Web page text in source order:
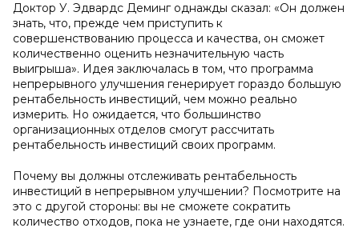
Доктор У. Эдвардс Деминг однажды сказал: «Он должен
знать, что, прежде чем приступить к
совершенствованию процесса и качества, он сможет
количественно оценить незначительную часть
выигрыша». Идея заключалась в том, что программа
непрерывного улучшения генерирует гораздо большую
рентабельность инвестиций, чем можно реально
измерить. Но ожидается, что большинство
организационных отделов смогут рассчитать
рентабельность инвестиций своих программ.
Почему вы должны отслеживать рентабельность
инвестиций в непрерывном улучшении? Посмотрите на
это с другой стороны: вы не сможете сократить
количество отходов, пока не узнаете, где они находятся.